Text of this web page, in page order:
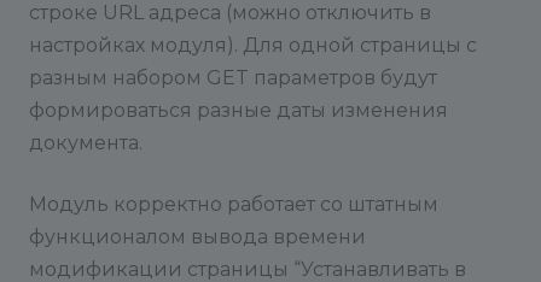
строке URL адреса (можно отключить в
настройках модуля). Для одной страницы с
разным набором GET параметров будут
формироваться разные даты изменения
документа.
Модуль корректно работает со штатным
функционалом вывода времени
модификации страницы “Устанавливать в